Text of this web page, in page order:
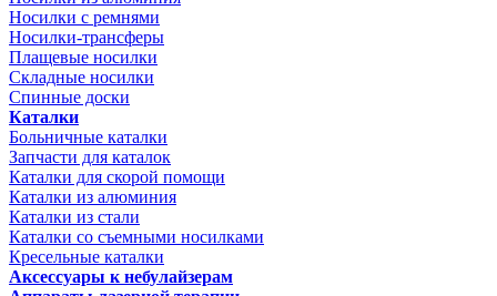
Носилки с ремнями
Носилки-трансферы
Плащевые носилки
Складные носилки
Спинные доски
Каталки
Больничные каталки
Запчасти для каталок
Каталки для скорой помощи
Каталки из алюминия
Каталки из стали
Каталки со съемными носилками
Кресельные каталки
Аксессуары к небулайзерам